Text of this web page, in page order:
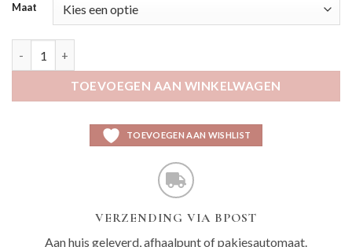
Maat
TOEVOEGEN AAN WINKELWAGEN
TOEVOEGEN AAN WISHLIST
VERZENDING VIA BPOST
Aan huis geleverd, afhaalpunt of pakjesautomaat.